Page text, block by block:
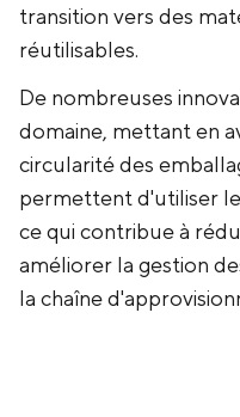
transition vers des
réutilisables.
‍De nombreuses
domaine, mettant en
circularité des
permettent d'utiliser
ce qui contribue à
améliorer la gestion
la chaîne